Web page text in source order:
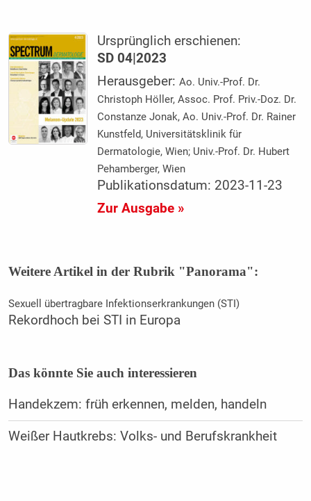
Ursprünglich erschienen:
SD 04|2023
Herausgeber:Ao. Univ.-Prof. Dr.
Christoph Höller, Assoc. Prof. Priv.-Doz. Dr.
Constanze Jonak, Ao. Univ.-Prof. Dr. Rainer
Kunstfeld, Universitätsklinik für
Dermatologie, Wien; Univ.-Prof. Dr. Hubert
Pehamberger, Wien
Publikationsdatum: 2023-11-23
Zur Ausgabe »
Weitere Artikel in der Rubrik "Panorama":
Sexuell übertragbare Infektionserkrankungen (STI)
Rekordhoch bei STI in Europa
Das könnte Sie auch interessieren
Handekzem: früh erkennen, melden, handeln
Weißer Hautkrebs: Volks- und Berufskrankheit